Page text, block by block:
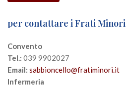
per contattare i Frati Minori
Convento
Tel.: 039 9902027
Email: sabbioncello@fratiminori.it
Infermeria